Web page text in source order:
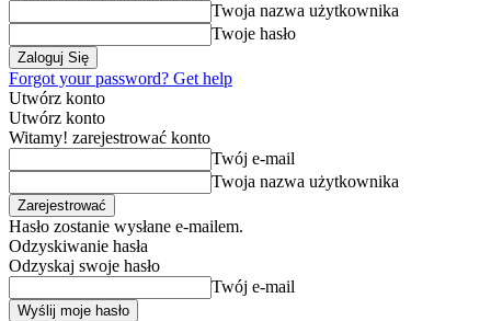
Twoja nazwa użytkownika
Twoje hasło
Forgot your password? Get help
Utwórz konto
Utwórz konto
Witamy! zarejestrować konto
Twój e-mail
Twoja nazwa użytkownika
Hasło zostanie wysłane e-mailem.
Odzyskiwanie hasła
Odzyskaj swoje hasło
Twój e-mail